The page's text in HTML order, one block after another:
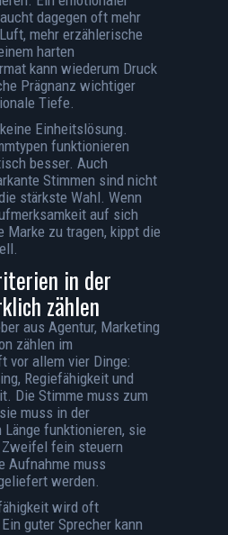
dagegen oft mehr
mehr erzählerische
harten
kann wiederum Druck
Prägnanz wichtiger
Tiefe.
Einheitslösung.
funktionieren
besser. Auch
Stimmen sind nicht
stärkste Wahl. Wenn
auf sich
Marke zu tragen, kippt die
in der
zählen
aus Agentur, Marketing
zählen im
vor allem vier Dinge:
Regiefähigkeit und
Die Stimme muss zum
muss in der
Länge funktionieren, sie
fein steuern
Aufnahme muss
werden.
wird oft
guter Sprecher kann